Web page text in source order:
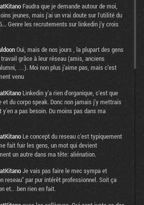
Faudra que je demande autour de moi,
jeunes, mais j'ai un vrai doute sur l'utilité du
Genre les recrutements sur linkedin j'y crois
Oui, mais de nos jours , la plupart des gens
grâce à leur réseau (amis, anciens
…). Moi non plus j’aime pas, mais c’est
venu
Linkedin y'a rien d'organique, c'est que
et du corpo speak. Donc non jamais j'y mettrais
y'en a pas besoin. Du moins pas dans ma
Le concept du reseau c'est typiquement
fait fuir les gens, un mot qui devient
un autre dans ma tête: aliénation.
Je vais pas faire le mec sympa et
reseau" par pur intérêt professionnel. Soit ça
et.. .ben rien en fait.